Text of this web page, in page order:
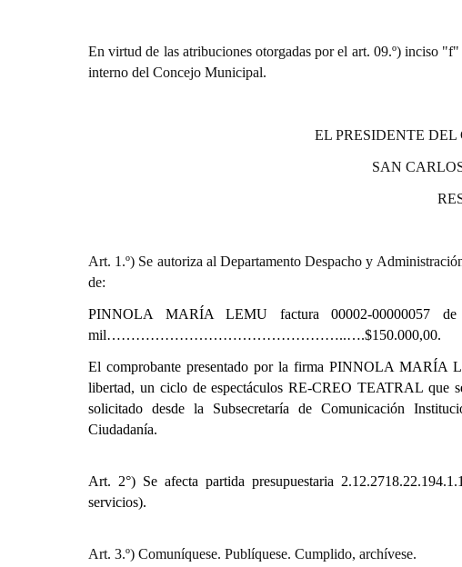
En virtud de las atribuciones otorgadas por el art. 09.º) inciso
interno del Concejo Municipal.
EL PRESIDENTE
SAN
Art. 1.º) Se autoriza al Departamento Despacho y
de:
PINNOLA MARÍA LEMU factura 00002-00000057
mil…………………………………………..….$150.000,00.
El comprobante presentado por la firma PINNOLA MARÍA
libertad, un ciclo de espectáculos RE-CREO TEATRAL que
solicitado desde la Subsecretaría de Comunicación
Ciudadanía.
Art. 2°) Se afecta partida presupuestaria
servicios).
Art. 3.º) Comuníquese. Publíquese. Cumplido, archívese.